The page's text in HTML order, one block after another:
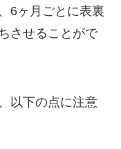
6ヶ月ごとに表裏
させることがで
以下の点に注意